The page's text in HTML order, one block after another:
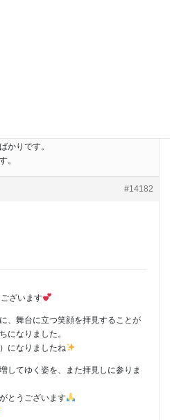
かりです。
。
#14182
ざいます︎
、舞台に立つ笑顔を拝見することが
になりました。
になりましたね
してゆく姿を、また拝見しに参りま
とうございます